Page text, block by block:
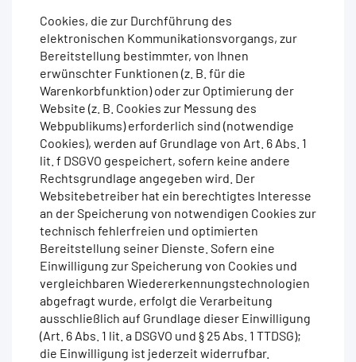
Cookies, die zur Durchführung des
elektronischen Kommunikationsvorgangs, zur
Bereitstellung bestimmter, von Ihnen
erwünschter Funktionen (z. B. für die
Warenkorbfunktion) oder zur Optimierung der
Website (z. B. Cookies zur Messung des
Webpublikums) erforderlich sind (notwendige
Cookies), werden auf Grundlage von Art. 6 Abs. 1
lit. f DSGVO gespeichert, sofern keine andere
Rechtsgrundlage angegeben wird. Der
Websitebetreiber hat ein berechtigtes Interesse
an der Speicherung von notwendigen Cookies zur
technisch fehlerfreien und optimierten
Bereitstellung seiner Dienste. Sofern eine
Einwilligung zur Speicherung von Cookies und
vergleichbaren Wiedererkennungstechnologien
abgefragt wurde, erfolgt die Verarbeitung
ausschließlich auf Grundlage dieser Einwilligung
(Art. 6 Abs. 1 lit. a DSGVO und § 25 Abs. 1 TTDSG);
die Einwilligung ist jederzeit widerrufbar.